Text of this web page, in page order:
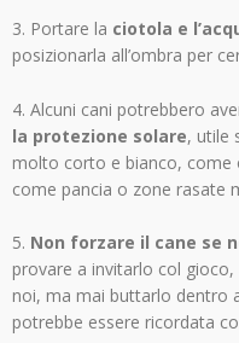
3. Portare la ciotola e
posizionarla all’ombra per
4. Alcuni cani potrebbero
la protezione solare, utile
molto corto e bianco, come
come pancia o zone rasate
5. Non forzare il cane se
provare a invitarlo col
noi, ma mai buttarlo dentro
potrebbe essere ricordata